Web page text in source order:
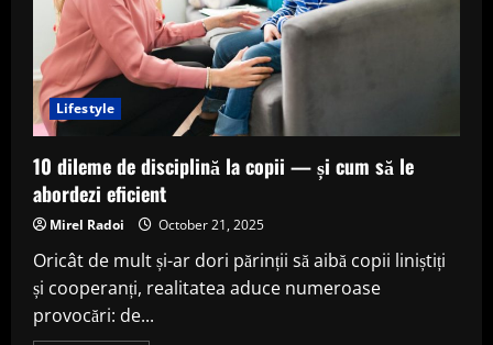
Lifestyle
10 dileme de disciplină la copii — și cum să le
abordezi eficient
Mirel Radoi October 21, 2025
Oricât de mult și-ar dori părinții să aibă copii liniștiți
și cooperanți, realitatea aduce numeroase
provocări: de...